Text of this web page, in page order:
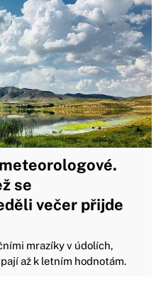
se
večer přijde
mrazíky v údolích,
až k letním hodnotám.